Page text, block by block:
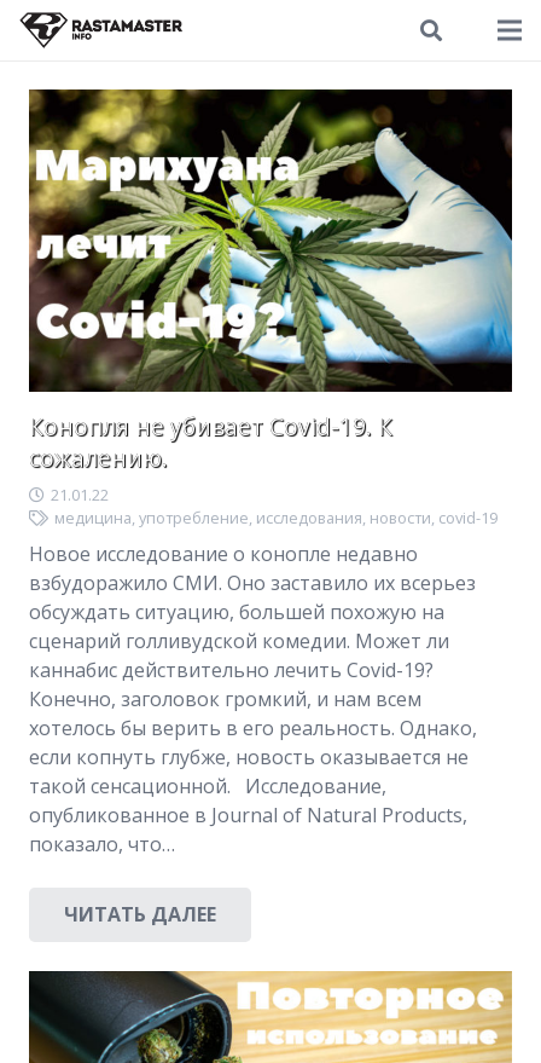
Конопля не убивает Covid-19. К
сожалению.
21.01.22
медицина,употребление, исследования, новости, covid-19
Новое исследование о конопле недавно
взбудоражило СМИ. Оно заставило их всерьез
обсуждать ситуацию, большей похожую на
сценарий голливудской комедии. Может ли
каннабис действительно лечить Covid-19?
Конечно, заголовок громкий, и нам всем
хотелось бы верить в его реальность. Однако,
если копнуть глубже, новость оказывается не
такой сенсационной. Исследование,
опубликованное в Journal of Natural Products,
показало, что…
ЧИТАТЬ ДАЛЕЕ